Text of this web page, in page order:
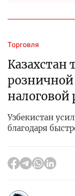
Торговля
Казахстан
Узбекистан
благодаря